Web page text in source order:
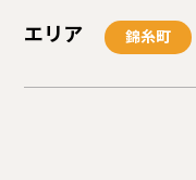
エリア 錦糸町